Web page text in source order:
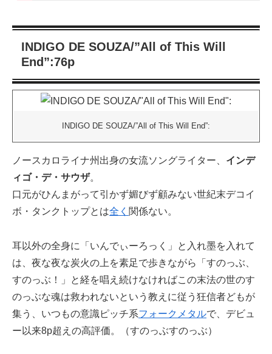
INDIGO DE SOUZA/”All of This Will
End”:76p
INDIGO DE SOUZA/”All of This Will End”:
ノースカロライナ州出身の女流ソングライター、 インデ
ィゴ・デ・サウザ。
口元がひんまがって引かず媚びず顧みない世紀末デコイ
ボ・タンクトップとは全く 関係ない。
耳以外の全身に「いんでぃーろっく」と入れ墨を入れて
は、夜な夜な炭火の上を素足で歩きながら「すのっぶ、
すのっぶ！」と経を唱え続けなければこの末法の世のす
のっぶな魂は救われないという教えに従う狂信者どもが
集う、いつもの意識ピッチ系フォークメタルで、デビュ
ー以来8p超えの高評価。（すのっぶすのっぶ）